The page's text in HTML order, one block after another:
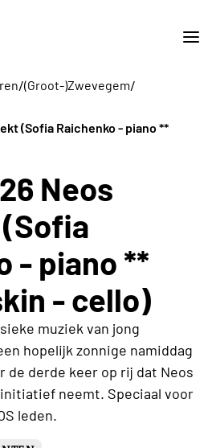
/(Groot-)Zwevegem/
(Sofia Raichenko - piano **
Neos
- piano **
- cello)
muziek van jong
hopelijk zonnige namiddag
de derde keer op rij dat Neos
neemt. Speciaal voor
leden.